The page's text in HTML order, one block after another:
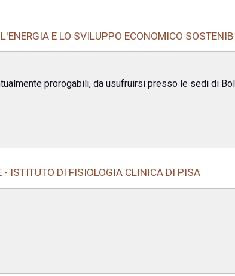
E LO SVILUPPO ECONOMICO
prorogabili, da usufruirsi presso le sedi di
- ISTITUTO DI FISIOLOGIA CLINICA DI PISA